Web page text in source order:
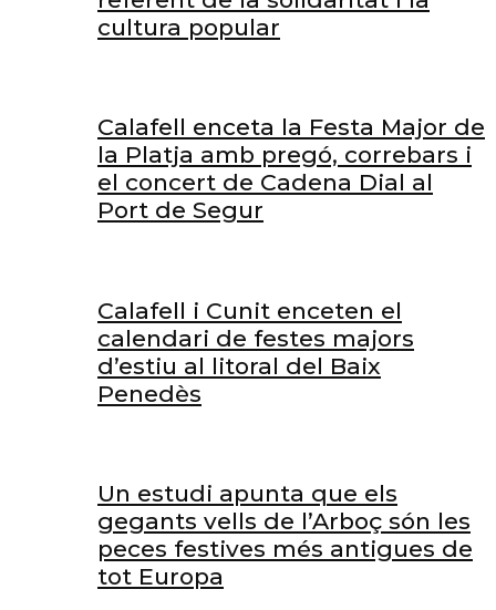
cultura popular
Calafell enceta la Festa Major de
la Platja amb pregó, correbars i
el concert de Cadena Dial al
Port de Segur
Calafell i Cunit enceten el
calendari de festes majors
d’estiu al litoral del Baix
Penedès
Un estudi apunta que els
gegants vells de l’Arboç són les
peces festives més antigues de
tot Europa